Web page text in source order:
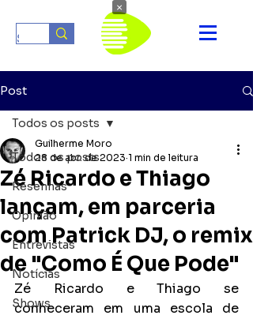
Post
Todos os posts
Resenhas
Opinião
Entrevistas
Notícias
Shows
Todos os posts
Zé Ricardo e Thiago
lançam, em parceria
com Patrick DJ, o remix
de "Como É Que Pode"
Guilherme Moro
28 de abr. de 2023 1 min de leitura
Zé Ricardo e Thiago se
conheceram em uma escola de
×